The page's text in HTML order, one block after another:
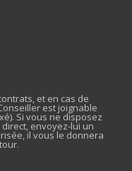
et en cas de
est joignable
Si vous ne disposez
envoyez-lui un
il vous le donnera